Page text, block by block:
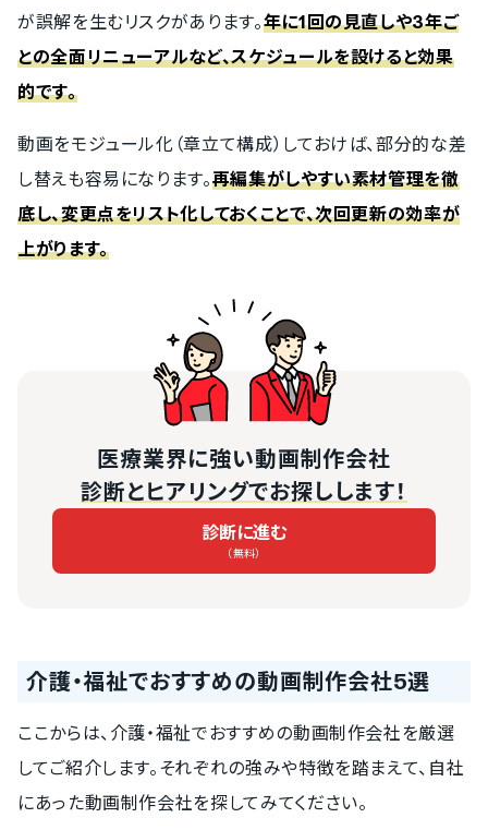
が誤解を生むリスクがあります。年に1回の見直しや3年ご
との全面リニューアルなど、スケジュールを設けると効果
的です。
動画をモジュール化（章立て構成）しておけば、部分的な差
し替えも容易になります。再編集がしやすい素材管理を徹
底し、変更点をリスト化しておくことで、次回更新の効率が
上がります。
医療業界に強い動画制作会社
診断とヒアリングでお探しします！
診断に進む
（無料）
介護・福祉でおすすめの動画制作会社5選
ここからは、介護・福祉でおすすめの動画制作会社を厳選
してご紹介します。それぞれの強みや特徴を踏まえて、自社
にあった動画制作会社を探してみてください。